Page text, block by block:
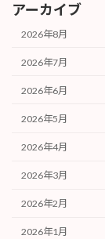
アーカイブ
2026年8月
2026年7月
2026年6月
2026年5月
2026年4月
2026年3月
2026年2月
2026年1月